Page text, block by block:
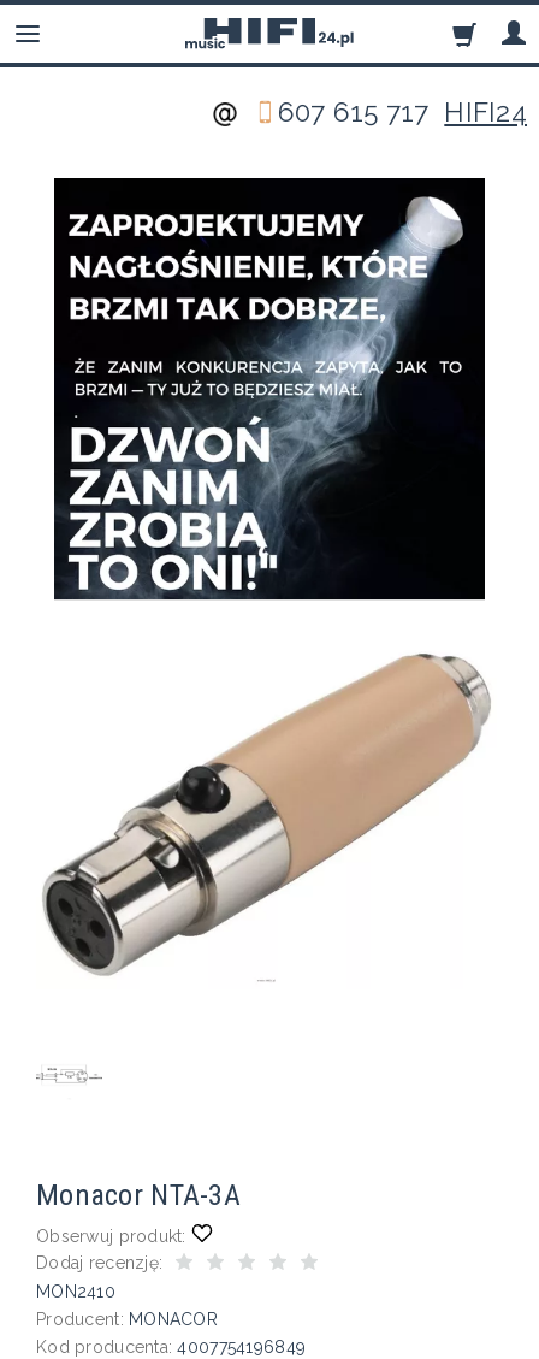
607 615 717 HIFI24
Monacor NTA-3A
Obserwuj produkt:
Dodaj recenzję:
MON2410
Producent: MONACOR
Kod producenta: 4007754196849